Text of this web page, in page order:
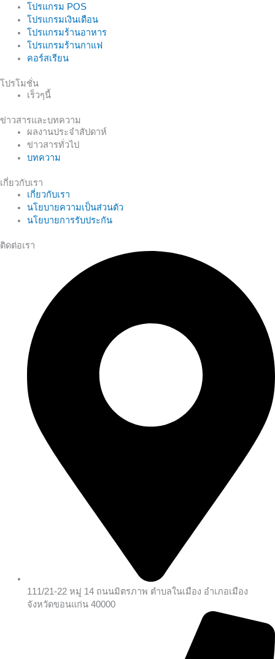
โปรแกรม POS
โปรแกรมเงินเดือน
โปรแกรมร้านอาหาร
โปรแกรมร้านกาแฟ
คอร์สเรียน
โปรโมชั่น
เร็วๆนี้
ข่าวสารและบทความ
ผลงานประจำสัปดาห์
ข่าวสารทั่วไป
บทความ
เกี่ยวกับเรา
เกี่ยวกับเรา
นโยบายความเป็นส่วนตัว
นโยบายการรับประกัน
ติดต่อเรา
111/21-22 หมู่ 14 ถนนมิตรภาพ ตำบลในเมือง อำเภอเมือง
จังหวัดขอนแก่น 40000